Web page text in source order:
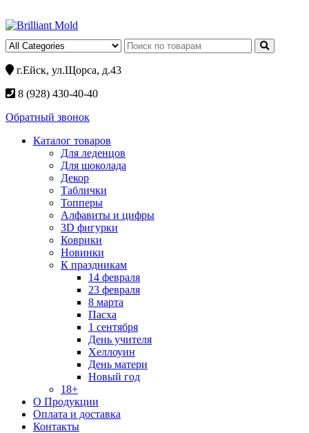
г.Ейск, ул.Щорса, д.43
8 (928) 430-40-40
Обратный звонок
Каталог товаров
Для леденцов
Для шоколада
Декор
Таблички
Топперы
Алфавиты и цифры
3D фигурки
Коврики
Новинки
К праздникам
14 февраля
23 февраля
8 марта
Пасха
1 сентября
День учителя
Хеллоуин
День матери
Новый год
18+
О Продукции
Оплата и доставка
Контакты